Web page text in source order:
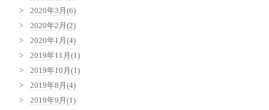
2020年3月(6)
2020年2月(2)
2020年1月(4)
2019年11月(1)
2019年10月(1)
2019年8月(4)
2019年9月(1)